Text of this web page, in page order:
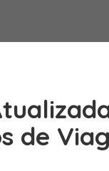
de